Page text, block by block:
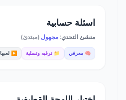
اسئلة حسابية
منشئ التحدي:مجهول (مبتدئ)
🧠 معرفي 📁 ترفيه وتسلية ▶️ لعبها 31